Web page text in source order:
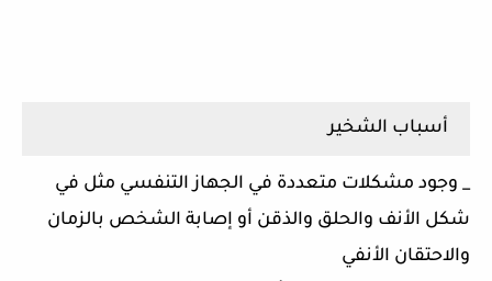
أسباب الشخير
_ وجود مشكلات متعددة في الجهاز التنفسي مثل في
شكل الأنف والحلق والذقن أو إصابة الشخص بالزمان
والاحتقان الأنفي